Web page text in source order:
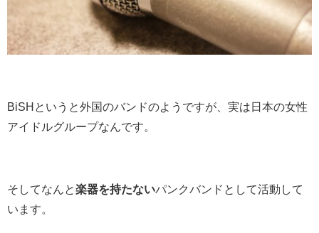
BiSHというと外国のバンドのようですが、実は日本の女性
アイドルグループなんです。
そしてなんと楽器を持たないパンクバンドとして活動して
います。